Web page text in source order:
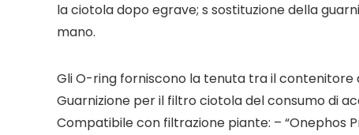
la ciotola dopo egrave; s sostituzione della
mano.
Gli O-ring forniscono la tenuta tra il
Guarnizione per il filtro ciotola del consumo di
Compatibile con filtrazione piante: – “Onephos